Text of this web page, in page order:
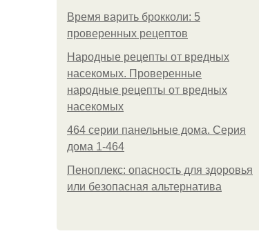
Время варить брокколи: 5
проверенных рецептов
Народные рецепты от вредных
насекомых. Проверенные
народные рецепты от вредных
насекомых
464 серии панельные дома. Серия
дома 1-464
Пеноплекс: опасность для здоровья
или безопасная альтернатива